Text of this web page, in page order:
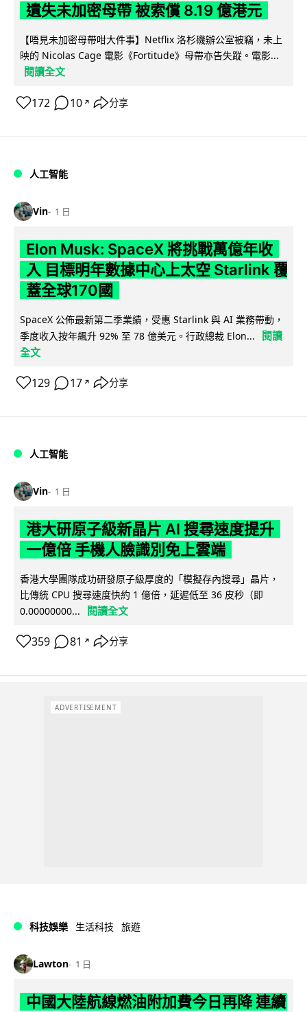
遺失未加密母帶 被索償 8.19 億港元
【唔見未加密母帶咁大件事】Netflix 洛杉磯辦公室被竊，未上
映的 Nicolas Cage 電影《Fortitude》母帶亦告失蹤。電影...
閱讀全文
172 10 ↗ 分享
人工智能
Vin 1 日
Elon Musk: SpaceX 將挑戰萬億年收
入 目標明年數據中心上太空 Starlink 覆
蓋全球170國
SpaceX 公佈最新第二季業績，受惠 Starlink 與 AI 業務帶動，
季度收入按年飆升 92% 至 78 億美元。行政總裁 Elon...
閱讀
全文
129 17 ↗ 分享
人工智能
Vin 1 日
港大研原子級新晶片 AI 搜尋速度提升
一億倍 手機人臉識別免上雲端
香港大學團隊成功研發原子級厚度的「模擬存內搜尋」晶片，
比傳統 CPU 搜尋速度快約 1 億倍，延遲低至 36 皮秒（即
0.00000000...
閱讀全文
359 81 ↗ 分享
ADVERTISEMENT
科技娛樂 生活科技 旅遊
Lawton 1 日
中國大陸航線燃油附加費今日再降 連續